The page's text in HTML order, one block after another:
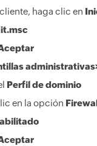
haga clic en
Perfil de dominio
en la opción